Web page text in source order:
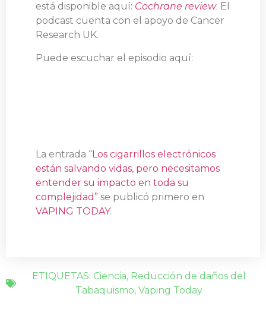
está disponible aquí: Cochrane review. El
podcast cuenta con el apoyo de Cancer
Research UK.
Puede escuchar el episodio aquí:
La entrada “Los cigarrillos electrónicos
están salvando vidas, pero necesitamos
entender su impacto en toda su
complejidad” se publicó primero en
VAPING TODAY.
ETIQUETAS: Ciencia, Reducción de daños del
Tabaquismo, Vaping Today